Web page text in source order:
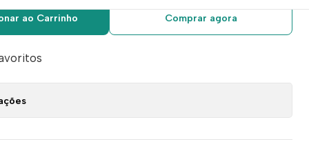
ao Carrinho Comprar agora